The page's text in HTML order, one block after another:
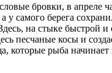
бровки, в апреле
самого берега
на стыке быстрой и
песчаные косы и
рыба начинает